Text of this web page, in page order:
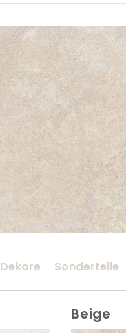
Dekore Sonderteile
Beige